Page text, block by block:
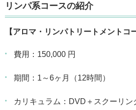
リンパ系コースの紹介
【アロマ・リンパトリートメントコ
費用：150,000 円
期間：1～6ヶ月（12時間）
カリキュラム：DVD＋スクーリ